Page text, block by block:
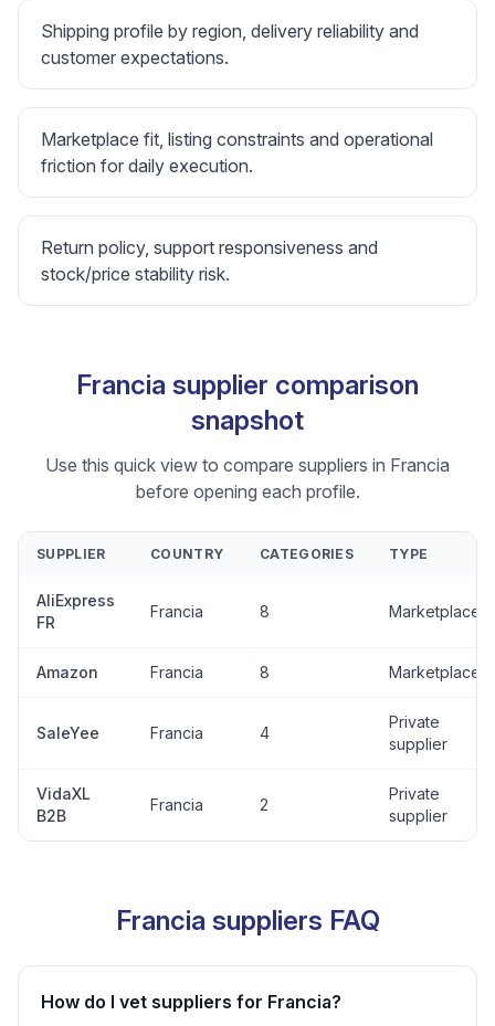
Shipping profile by region, delivery reliability and
customer expectations.
Marketplace fit, listing constraints and operational
friction for daily execution.
Return policy, support responsiveness and
stock/price stability risk.
Francia supplier comparison
snapshot
Use this quick view to compare suppliers in Francia
before opening each profile.
SUPPLIER COUNTRY CATEGORIES TYPE
AliExpress
FR
Francia 8 Marketplace
Amazon Francia 8 Marketplace
SaleYee Francia 4
Private
supplier
VidaXL
B2B
Francia 2
Private
supplier
Francia suppliers FAQ
How do I vet suppliers for Francia?